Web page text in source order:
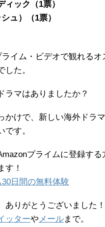
ィック（1票）
ュ）（1票）
ライム・ビデオで観れるオ
した。
ラマはありましたか？
かけで、新しい海外ドラ
です。
プライムに登録する
す！
日間の無料体験
ありがとうございました！
ッターや メールまで。